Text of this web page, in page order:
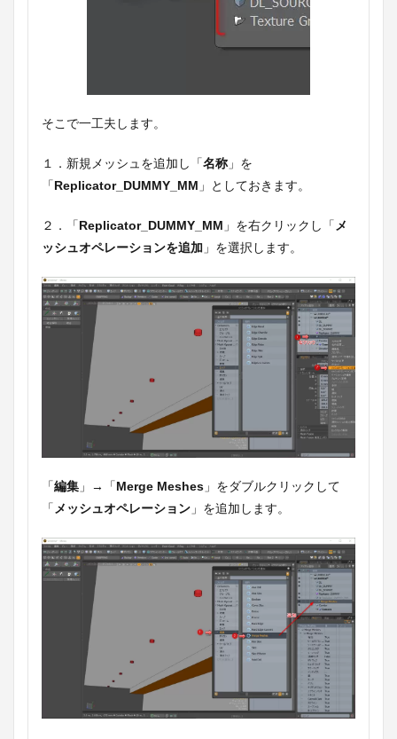
そこで一工夫します。
１．新規メッシュを追加し「名称 」を
「Replicator_DUMMY_MM 」としておきます。
２．「Replicator_DUMMY_MM 」を右クリックし「 メ
ッシュオペレーションを追加 」を選択します。
「編集 」→「Merge Meshes 」をダブルクリックして
「 メッシュオペレーション 」を追加します。